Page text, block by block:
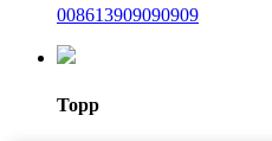
008613909090909
Topp